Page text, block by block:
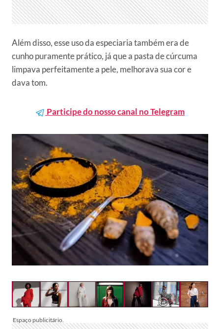
Além disso, esse uso da especiaria também era de
cunho puramente prático, já que a pasta de cúrcuma
limpava perfeitamente a pele, melhorava sua cor e
dava tom.
Participe do nosso canal no Telegram